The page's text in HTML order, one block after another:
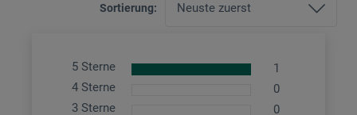
Sortierung:
5 Sterne
1
4 Sterne
0
3 Sterne
0